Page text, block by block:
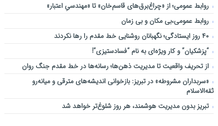
روابط عمومی؛ از «چراغ‌برق‌های قاسم‌خان» تا «مهندسیِ اعتبار»
روابط عمومی،بی مکان و بی زمان
۴۰ روز ایستادگی؛ نگهبانان روشنایی خط مقدم را رها نکردند
“پزشکیان” و کار ویژه‌ای به نام “فسادستیزی”!
از تحریف واقعیت تا مدیریت ذهن‌ها؛ رسانه‌ها در خط مقدم جنگ روان
«سربداران مشروطه» در تبریز: بازخوانی اندیشه‌های مترقی و میانه‌رو
ثقه‌الاسلام
تبریز بدون مدیریت هوشمند، هر روز شلوغ‌تر خواهد شد